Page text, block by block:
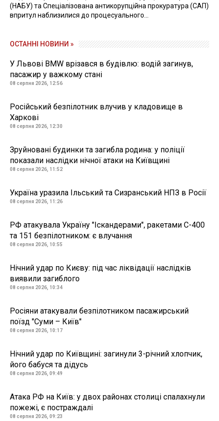
(НАБУ) та Спеціалізована антикорупційна прокуратура (САП)
впритул наблизилися до процесуального...
ОСТАННІ НОВИНИ »
У Львові BMW врізався в будівлю: водій загинув,
пасажир у важкому стані
08 серпня 2026, 12:56
Російський безпілотник влучив у кладовище в
Харкові
08 серпня 2026, 12:30
Зруйновані будинки та загибла родина: у поліції
показали наслідки нічної атаки на Київщині
08 серпня 2026, 11:52
Україна уразила Ільський та Сизранський НПЗ в Росії
08 серпня 2026, 11:26
РФ атакувала Україну "Іскандерами", ракетами С-400
та 151 безпілотником: є влучання
08 серпня 2026, 10:55
Нічний удар по Києву: під час ліквідації наслідків
виявили загиблого
08 серпня 2026, 10:34
Росіяни атакували безпілотником пасажирський
поїзд "Суми – Київ"
08 серпня 2026, 10:17
Нічний удар по Київщині: загинули 3-річний хлопчик,
його бабуся та дідусь
08 серпня 2026, 09:49
Атака РФ на Київ: у двох районах столиці спалахнули
пожежі, є постраждалі
08 серпня 2026, 09:23